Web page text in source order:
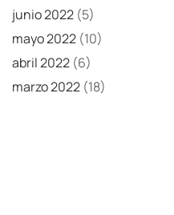
junio 2022 (5)
mayo 2022 (10)
abril 2022 (6)
marzo 2022 (18)